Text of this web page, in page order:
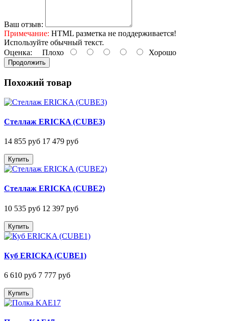
Ваш отзыв:
Примечание: HTML разметка не поддерживается!
Используйте обычный текст.
Оценка: Плохо Хорошо
Продолжить
Похожий товар
Стеллаж ERICKA (CUBE3)
14 855 руб 17 479 руб
Купить
Стеллаж ERICKA (CUBE2)
10 535 руб 12 397 руб
Купить
Куб ERICKA (CUBE1)
6 610 руб 7 777 руб
Купить